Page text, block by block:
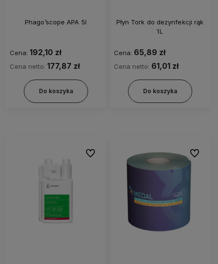
Phago’scope APA 5l
Cena: 192,10 zł
Cena netto: 177,87 zł
Do koszyka
Płyn Tork do dezynfekcji rąk
1L
Cena: 65,89 zł
Cena netto: 61,01 zł
Do koszyka
Do ulubionych Do